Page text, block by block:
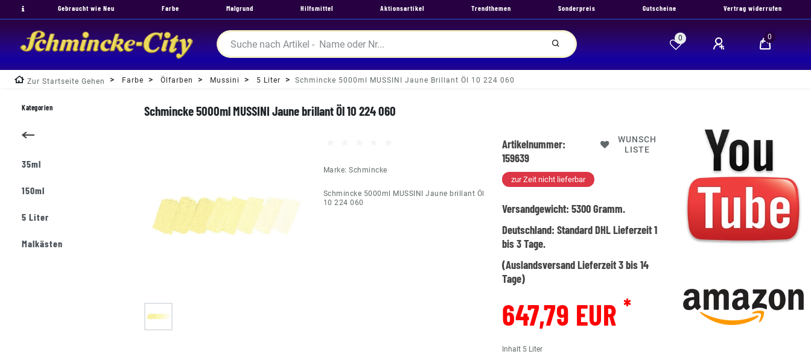
Gebraucht wie Neu Farbe Malgrund Hilfsmittel Aktionsartikel Trendthemen Sonderpreis Gutscheine Vertrag widerrufen
0 0
Zur Startseite Gehen Farbe Ölfarben Mussini 5 Liter Schmincke 5000ml MUSSINI Jaune Brillant Öl 10 224 060
Schmincke 5000ml MUSSINI Jaune brillant Öl 10 224 060
Marke:Schmincke
Schmincke 5000ml MUSSINI Jaune brillant Öl
10 224 060
Artikelnummer:
159639
WUNSCH
LISTE
zur Zeit nicht lieferbar
Versandgewicht:5300Gramm.
Deutschland:Standard DHL Lieferzeit 1
bis 3 Tage.
(Auslandsversand Lieferzeit 3 bis 14
Tage)
647,79 EUR *
Inhalt 5 Liter
Kategorien
35ml
150ml
5 Liter
Malkästen